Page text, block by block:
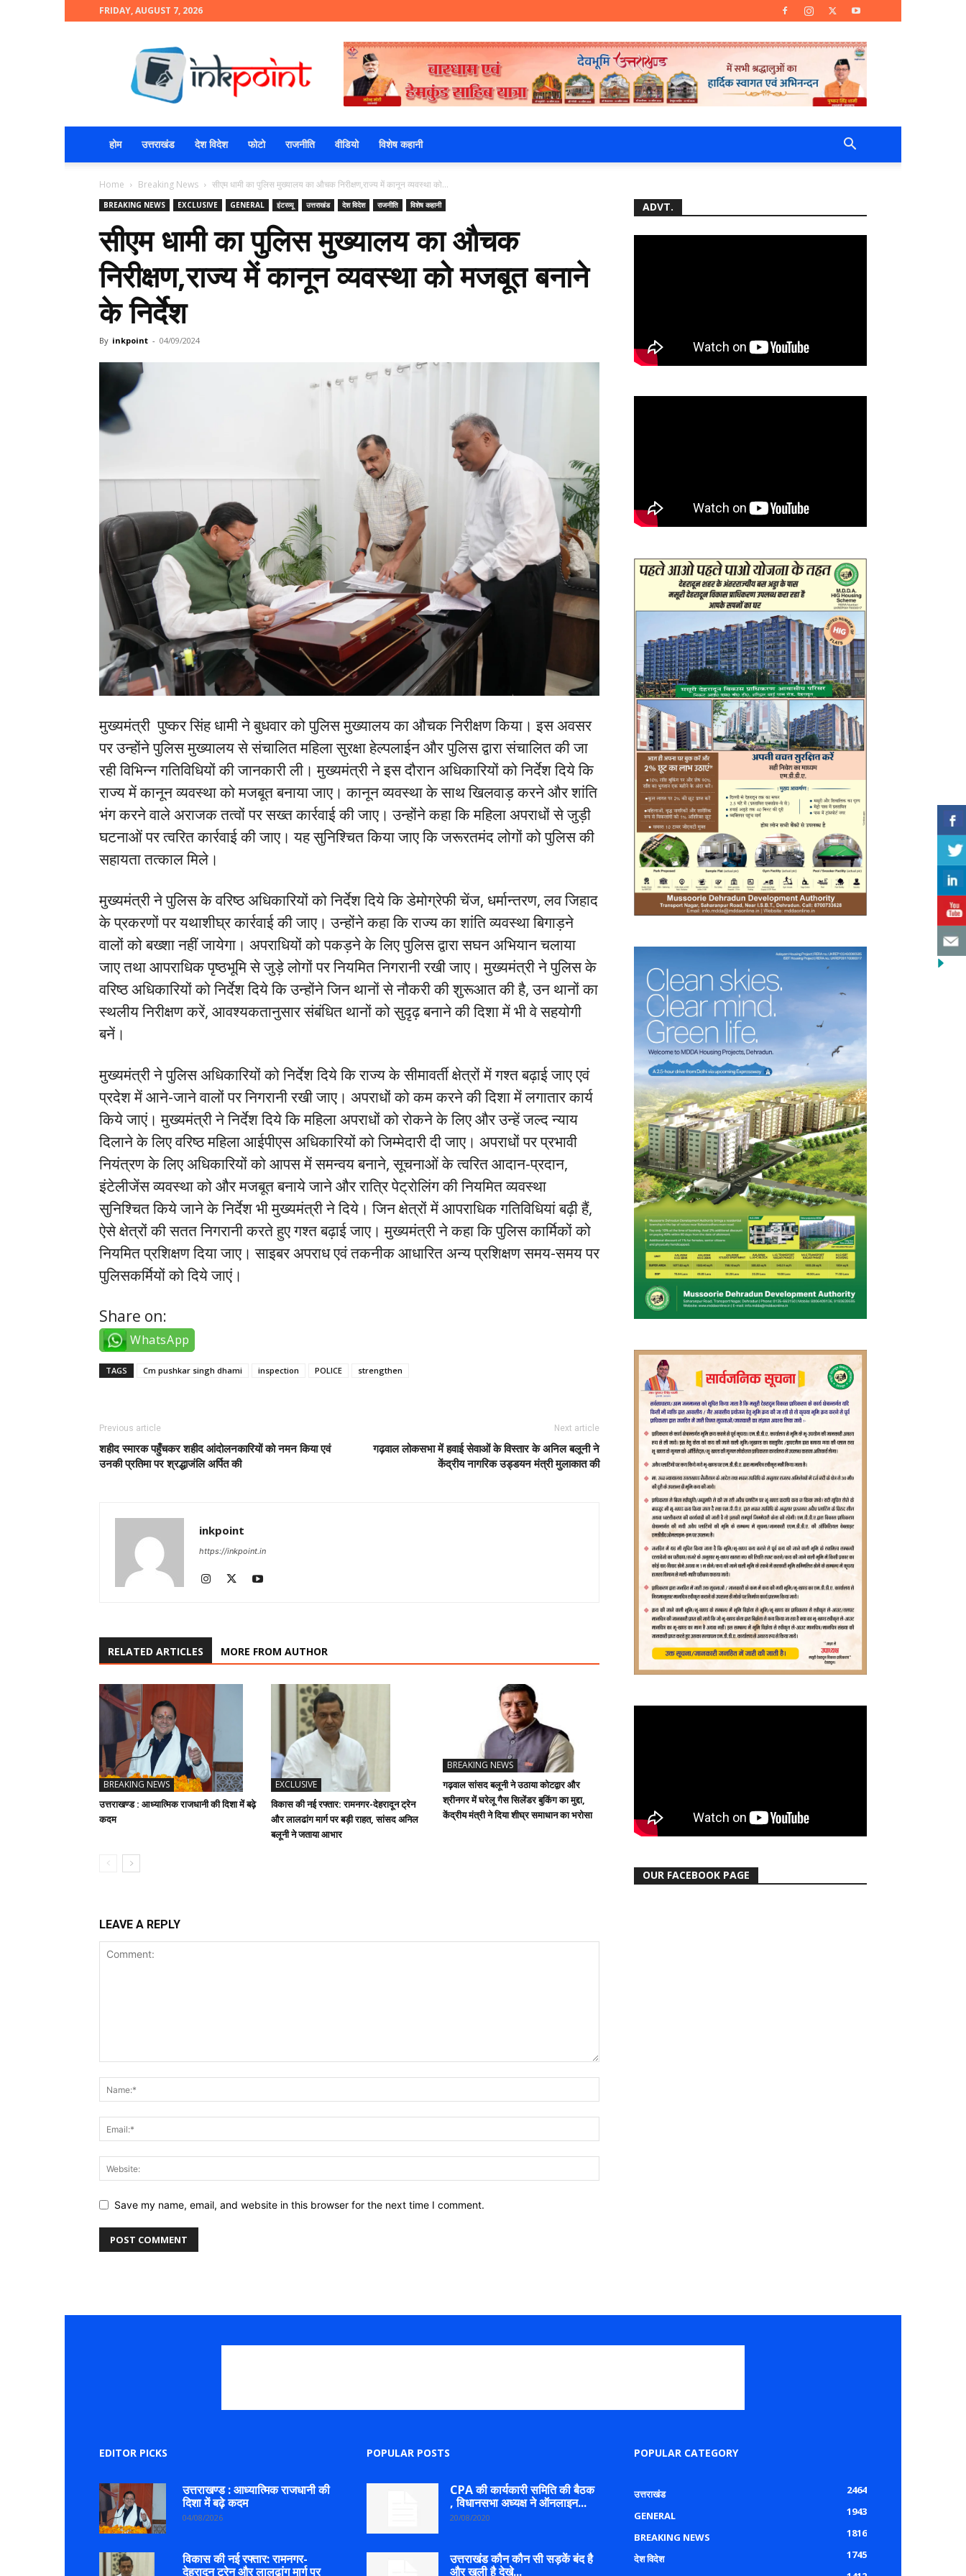
FRIDAY, AUGUST 7, 2026
होम उत्तराखंड देश विदेश फोटो राजनीति वीडियो विशेष कहानी
Home Breaking News सीएम धामी का पुलिस मुख्यालय का औचक निरीक्षण,राज्य में कानून व्यवस्था को...
BREAKING NEWS EXCLUSIVE GENERAL इंटरव्यू उत्तराखंड देश विदेश राजनीति विशेष कहानी
सीएम धामी का पुलिस मुख्यालय का औचक
निरीक्षण,राज्य में कानून व्यवस्था को मजबूत बनाने
के निर्देश
By inkpoint - 04/09/2024
मुख्यमंत्री पुष्कर सिंह धामी ने बुधवार को पुलिस मुख्यालय का औचक निरीक्षण किया। इस अवसर
पर उन्होंने पुलिस मुख्यालय से संचालित महिला सुरक्षा हेल्पलाईन और पुलिस द्वारा संचालित की जा
रही विभिन्न गतिविधियों की जानकारी ली। मुख्यमंत्री ने इस दौरान अधिकारियों को निर्देश दिये कि
राज्य में कानून व्यवस्था को मजबूत बनाया जाए। कानून व्यवस्था के साथ खिलवाड़ करने और शांति
भंग करने वाले अराजक तत्वों पर सख्त कार्रवाई की जाए। उन्होंने कहा कि महिला अपराधों से जुड़ी
घटनाओं पर त्वरित कार्रवाई की जाए। यह सुनिश्चित किया जाए कि जरूरतमंद लोगों को पुलिस की
सहायता तत्काल मिले।
मुख्यमंत्री ने पुलिस के वरिष्ठ अधिकारियों को निर्देश दिये कि डेमोग्रेफी चेंज, धर्मान्तरण, लव जिहाद
के प्रकरणों पर यथाशीघ्र कार्रवाई की जाए। उन्होंने कहा कि राज्य का शांति व्यवस्था बिगाड़ने
वालों को बख्शा नहीं जायेगा। अपराधियों को पकड़ने के लिए पुलिस द्वारा सघन अभियान चलाया
जाए तथा आपराधिक पृष्ठभूमि से जुड़े लोगों पर नियमित निगरानी रखी जाए। मुख्यमंत्री ने पुलिस के
वरिष्ठ अधिकारियों को निर्देश दिये कि उन्होंने जिन थानों से नौकरी की शुरूआत की है, उन थानों का
स्थलीय निरीक्षण करें, आवश्यकतानुसार संबंधित थानों को सुदृढ़ बनाने की दिशा में भी वे सहयोगी
बनें।
मुख्यमंत्री ने पुलिस अधिकारियों को निर्देश दिये कि राज्य के सीमावर्ती क्षेत्रों में गश्त बढ़ाई जाए एवं
प्रदेश में आने-जाने वालों पर निगरानी रखी जाए। अपराधों को कम करने की दिशा में लगातार कार्य
किये जाएं। मुख्यमंत्री ने निर्देश दिये कि महिला अपराधों को रोकने के लिए और उन्हें जल्द न्याय
दिलाने के लिए वरिष्ठ महिला आईपीएस अधिकारियों को जिम्मेदारी दी जाए। अपराधों पर प्रभावी
नियंत्रण के लिए अधिकारियों को आपस में समन्वय बनाने, सूचनाओं के त्वरित आदान-प्रदान,
इंटेलीजेंस व्यवस्था को और मजबूत बनाये जाने और रात्रि पेट्रोलिंग की नियमित व्यवस्था
सुनिश्चित किये जाने के निर्देश भी मुख्यमंत्री ने दिये। जिन क्षेत्रों में आपराधिक गतिविधियां बढ़ी हैं,
ऐसे क्षेत्रों की सतत निगरानी करते हुए गश्त बढ़ाई जाए। मुख्यमंत्री ने कहा कि पुलिस कार्मिकों को
नियमित प्रशिक्षण दिया जाए। साइबर अपराध एवं तकनीक आधारित अन्य प्रशिक्षण समय-समय पर
पुलिसकर्मियों को दिये जाएं।
Share on:
WhatsApp
TAGS Cm pushkar singh dhami inspection POLICE strengthen
Previous article
शहीद स्मारक पहुँचकर शहीद आंदोलनकारियों को नमन किया एवं
उनकी प्रतिमा पर श्रद्धाजंलि अर्पित की
Next article
गढ़वाल लोकसभा में हवाई सेवाओं के विस्तार के अनिल बलूनी ने
केंद्रीय नागरिक उड्डयन मंत्री मुलाकात की
inkpoint
https://inkpoint.in
RELATED ARTICLES MORE FROM AUTHOR
BREAKING NEWS
उत्तराखण्ड : आध्यात्मिक राजधानी की दिशा में बढ़े
कदम
EXCLUSIVE
विकास की नई रफ्तार: रामनगर-देहरादून ट्रेन
और लालढांग मार्ग पर बड़ी राहत, सांसद अनिल
बलूनी ने जताया आभार
BREAKING NEWS
गढ़वाल सांसद बलूनी ने उठाया कोटद्वार और
श्रीनगर में घरेलू गैस सिलेंडर बुकिंग का मुद्दा,
केंद्रीय मंत्री ने दिया शीघ्र समाधान का भरोसा
LEAVE A REPLY
Save my name, email, and website in this browser for the next time I comment.
ADVT.
OUR FACEBOOK PAGE
EDITOR PICKS
उत्तराखण्ड : आध्यात्मिक राजधानी की
दिशा में बढ़े कदम
04/08/2026
विकास की नई रफ्तार: रामनगर-
देहरादून ट्रेन और लालढांग मार्ग पर
POPULAR POSTS
CPA की कार्यकारी समिति की बैठक
, विधानसभा अध्यक्ष ने ऑनलाइन...
20/08/2020
उत्तराखंड कौन कौन सी सड़कें बंद है
और खुली है देखे...
POPULAR CATEGORY
उत्तराखंड
2464
GENERAL
1943
BREAKING NEWS
1816
देश विदेश
1745